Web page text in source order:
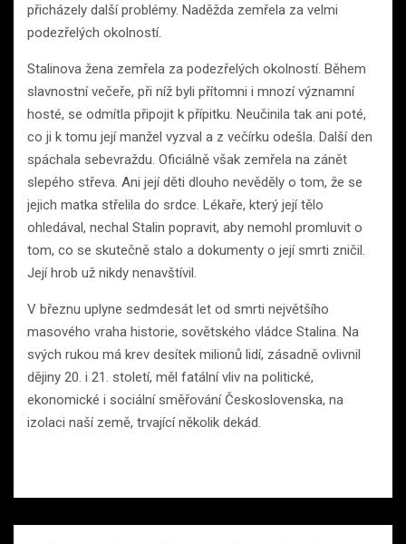
přicházely další problémy. Naděžda zemřela za velmi
podezřelých okolností.
Stalinova žena zemřela za podezřelých okolností. Během
slavnostní večeře, při níž byli přítomni i mnozí významní
hosté, se odmítla připojit k přípitku. Neučinila tak ani poté,
co ji k tomu její manžel vyzval a z večírku odešla. Další den
spáchala sebevraždu. Oficiálně však zemřela na zánět
slepého střeva. Ani její děti dlouho nevěděly o tom, že se
jejich matka střelila do srdce. Lékaře, který její tělo
ohledával, nechal Stalin popravit, aby nemohl promluvit o
tom, co se skutečně stalo a dokumenty o její smrti zničil.
Její hrob už nikdy nenavštívil.
V březnu uplyne sedmdesát let od smrti největšího
masového vraha historie, sovětského vládce Stalina. Na
svých rukou má krev desítek milionů lidí, zásadně ovlivnil
dějiny 20. i 21. století, měl fatální vliv na politické,
ekonomické i sociální směřování Československa, na
izolaci naší země, trvající několik dekád.